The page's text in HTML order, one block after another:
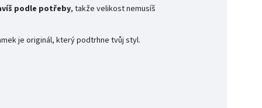
podle potřeby, takže velikost nemusíš
je originál, který podtrhne tvůj styl.